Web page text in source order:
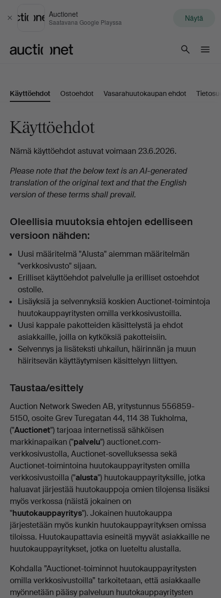
Sulje
Auctionet
Saatavana Google Playssa Näytä
Käyttöehdot Ostoehdot Vasarahuutokaupan ehdot
Käyttöehdot
Nämä käyttöehdot astuvat voimaan 23.6.2026.
Please note that the below text is an AI-generated
translation of the original text and that the English
version of these terms shall prevail.
Oleellisia muutoksia ehtojen edelliseen
versioon nähden:
Uusi määritelmä "Alusta" aiemman määritelmän
"verkkosivusto" sijaan.
Erilliset käyttöehdot palvelulle ja erilliset ostoehdot
ostolle.
Lisäyksiä ja selvennyksiä koskien Auctionet-toimintoja
huutokauppayritysten omilla verkkosivustoilla.
Uusi kappale pakotteiden käsittelystä ja ehdot
asiakkaille, joilla on kytköksiä pakotteisiin.
Selvennys ja lisäteksti uhkailun, häirinnän ja muun
häiritsevän käyttäytymisen käsittelyyn liittyen.
Taustaa/esittely
Auction Network Sweden AB, yritystunnus 556859-
5150, osoite Grev Turegatan 44, 114 38 Tukholma,
("Auctionet") tarjoaa internetissä sähköisen
markkinapaikan ("palvelu") auctionet.com-
verkkosivustolla, Auctionet-sovelluksessa sekä
Auctionet-toimintoina huutokauppayritysten omilla
verkkosivustoilla ("alusta") huutokauppayrityksille, jotka
haluavat järjestää huutokauppoja omien tilojensa lisäksi
myös verkossa (näistä jokainen on
"huutokauppayritys"). Jokainen huutokauppa
järjestetään myös kunkin huutokauppayrityksen omissa
tiloissa. Huutokaupattavia esineitä myyvät asiakkaille ne
huutokauppayritykset, jotka on lueteltu alustalla.
Kohdalla ”Auctionet-toiminnot huutokauppayritysten
omilla verkkosivustoilla” tarkoitetaan, että asiakkaalle
myönnetään pääsy palveluun huutokauppayritysten